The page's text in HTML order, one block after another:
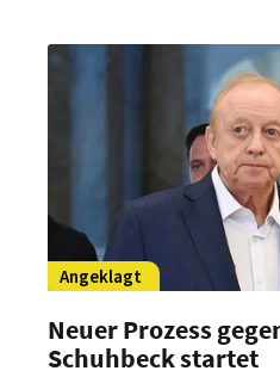
Angeklagt
Neuer Prozess
Schuhbeck startet